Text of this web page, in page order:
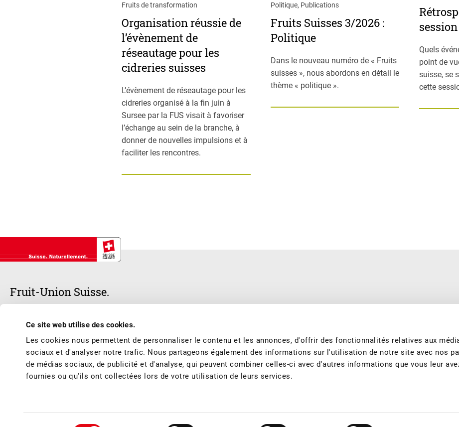
Ce site web utilise des cookies.
Les cookies nous permettent de personnaliser le contenu et les annonces, d'offrir des fonctionnalités relatives aux
sociaux et d'analyser notre trafic. Nous partageons également des informations sur l'utilisation de notre site avec nos
de médias sociaux, de publicité et d'analyse, qui peuvent combiner celles-ci avec d'autres informations que vous leur
fournies ou qu'ils ont collectées lors de votre utilisation de leurs services.
Fruits de transformation
Organisation réussie de
l’évènement de
réseautage pour les
cidreries suisses
L’évènement de réseautage pour les
cidreries organisé à la fin juin à
Sursee par la FUS visait à favoriser
l’échange au sein de la branche, à
donner de nouvelles impulsions et à
faciliter les rencontres.
Politique, Publications
Fruits Suisses 3/2026 :
Politique
Dans le nouveau numéro de « Fruits
suisses », nous abordons en détail le
thème « politique ».
session
Quels
point de
suisse, se
cette
Fruit-Union Suisse.
de l’année.
© Fruit-Union Suisse
Conditions générales / Mentions légales
Politique de confidentialité Sponsoring